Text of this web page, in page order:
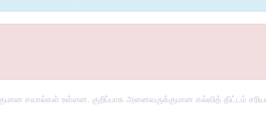
சவால்கள் உள்ளன. குறிப்பாக அனைவருக்குமான கல்வித் திட்டம்